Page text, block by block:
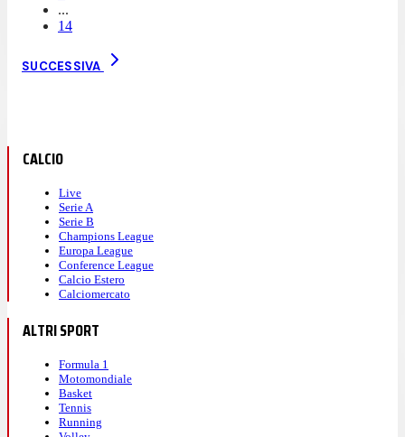
...
14
SUCCESSIVA
CALCIO
Live
Serie A
Serie B
Champions League
Europa League
Conference League
Calcio Estero
Calciomercato
ALTRI SPORT
Formula 1
Motomondiale
Basket
Tennis
Running